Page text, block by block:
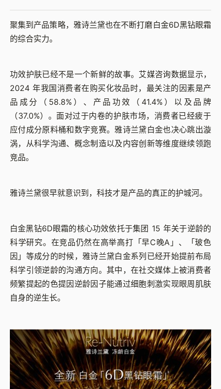
聚集到产品策略，雅诗兰黛也在不断打磨白金6D黑钻眼霜
的综合实力。
功效护肤已经不是一个新鲜的故事。艾媒咨询数据显示，
2024 年我国消费者在购买化妆品时，最关注的因素是产
品成分（58.8%）、产品功效（41.4%）以及品牌
（37.0%）。面对过于内卷的护肤市场，消费者已经疲于
应付成分原料桶和数字竞赛。雅诗兰黛白金也决心跳出漩
涡，从科学沟通、概念制造以及内容创新等维度继续领跑
竞品。
雅诗兰黛很早就意识到，科技才是产品的真正的护城河。
白金黑钻6D眼霜的核心功效依托于集团 15 年关于逆龄的
科学研究。在竞品仍然在高举高打「早C晚A」、「玻色
因」等成分的时候，雅诗兰黛白金系列已经开始提前布局
科学引领逆龄的沟通方向。其中，在社交媒体上被消费者
频繁提起的色提因逆龄因子能通过细胞刺激实现眼周肌肤
自身的逆生长。